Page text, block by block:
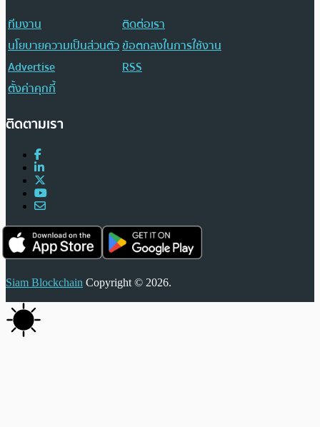
ทีมงาน
ติดต่อเรา
นโยบายความเป็นส่วนตัวข้อตกลงในการใช้งาน
Advertise
RSS
ตั้งค่าคุกกี้
ติดตามเรา
Siam Blockchain Copyright © 2026.